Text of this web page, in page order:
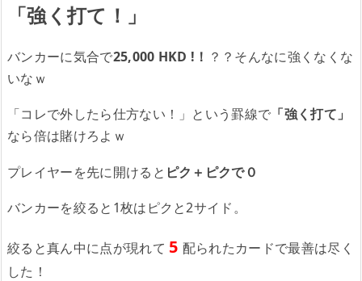
「強く打て！」
バンカーに気合で25,000 HKD !！ ？？そんなに強くなくな
いなｗ
「コレで外したら仕方ない！」という罫線で 「強く打て」
なら倍は賭けろよｗ
プレイヤーを先に開けると ピク＋ピクで０
バンカーを絞ると1枚はピクと2サイド。
絞ると真ん中に点が現れて 5 配られたカードで最善は尽く
した！